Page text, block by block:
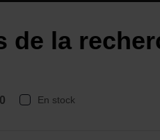
de la
En stock